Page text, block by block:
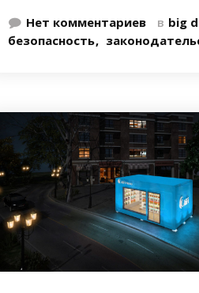
Нет комментариев в big
безопасность